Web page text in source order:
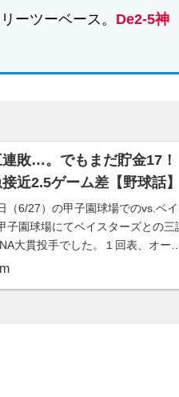
ーツーベース。 De2-5神
敗…。でもまだ貯金17！
近2.5ゲーム差【野球話】
（6/27）の甲子園球場でのvs.ベイ
子園球場にてベイスターズとの三
大貫投手でした。１回表、オー
ームラン。神0-2De父ちゃんまた...